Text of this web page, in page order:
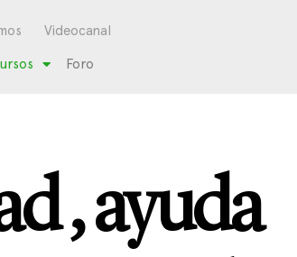
Videocanal
Foro
, ayuda